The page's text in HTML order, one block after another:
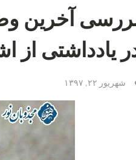
آخرین
یادداشتی از
شهریور ۲۲, ۱۳۹۷